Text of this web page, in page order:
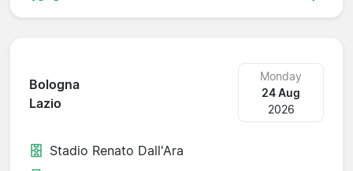
Bologna
Lazio
Monday
24 Aug
2026
Stadio Renato Dall'Ara